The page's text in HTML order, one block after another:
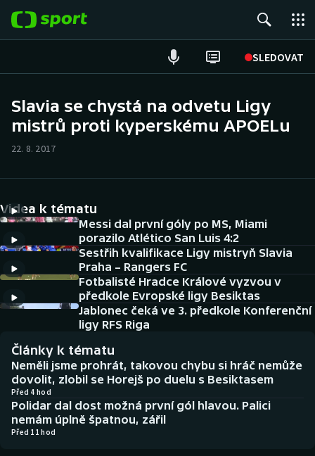
SLEDOVAT
Hokej
Cyklistika
DALŠÍ SPORTY
Americký fotbal
Baseball a softbal
Basketbal
Biatlon
Boby a skeleton
NEPŘEHLÉDNĚTE
Historické návraty
Aplikace ČT sport
AZ kvíz
Slavia se chystá na odvetu Ligy
mistrů proti kyperskému APOELu
22. 8. 2017
Videa k tématu
Messi dal první góly po MS, Miami
porazilo Atlético San Luis 4:2
Sestřih kvalifikace Ligy mistryň Slavia
Praha – Rangers FC
Fotbalisté Hradce Králové vyzvou v
předkole Evropské ligy Besiktas
Jablonec čeká ve 3. předkole Konferenční
ligy RFS Riga
Články k tématu
Neměli jsme prohrát, takovou chybu si hráč nemůže
dovolit, zlobil se Horejš po duelu s Besiktasem
Před 4 hod
Polidar dal dost možná první gól hlavou. Palici
nemám úplně špatnou, zářil
Před 11 hod